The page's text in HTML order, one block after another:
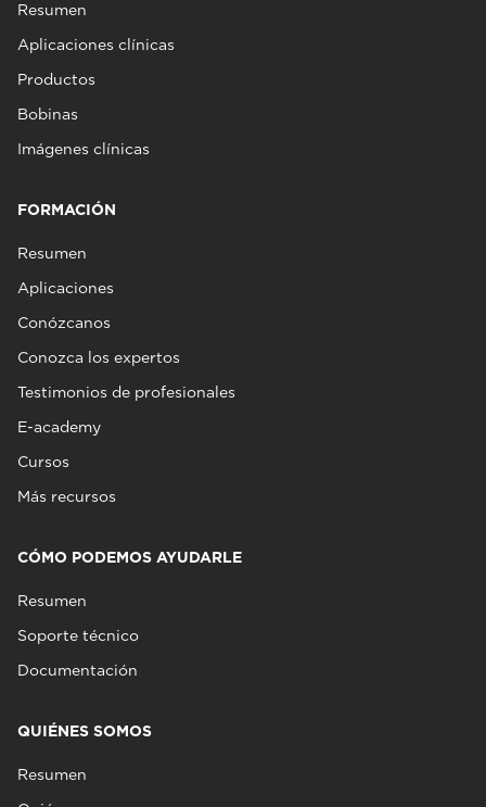
Resumen
Aplicaciones clínicas
Productos
Bobinas
Imágenes clínicas
FORMACIÓN
Resumen
Aplicaciones
Conózcanos
Conozca los expertos
Testimonios de profesionales
E-academy
Cursos
Más recursos
CÓMO PODEMOS AYUDARLE
Resumen
Soporte técnico
Documentación
QUIÉNES SOMOS
Resumen